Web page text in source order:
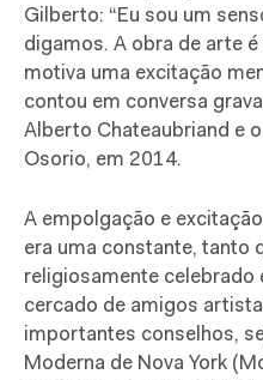
Gilberto: “Eu sou um
digamos. A obra de arte
motiva uma excitação
contou em conversa
Alberto Chateaubriand e
Osorio, em 2014.
A empolgação e
era uma constante, tanto
religiosamente celebrado
cercado de amigos
importantes conselhos,
Moderna de Nova York